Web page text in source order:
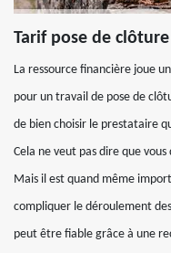
Tarif pose de clôture
La ressource financière joue
pour un travail de pose de
de bien choisir le prestataire
Cela ne veut pas dire que
Mais il est quand même
compliquer le déroulement
peut être fiable grâce à une